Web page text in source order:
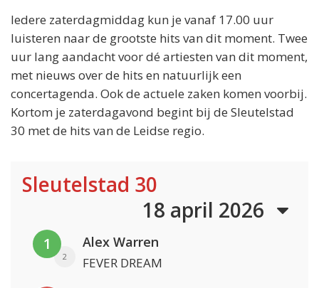
Iedere zaterdagmiddag kun je vanaf 17.00 uur
luisteren naar de grootste hits van dit moment. Twee
uur lang aandacht voor dé artiesten van dit moment,
met nieuws over de hits en natuurlijk een
concertagenda. Ook de actuele zaken komen voorbij.
Kortom je zaterdagavond begint bij de Sleutelstad
30 met de hits van de Leidse regio.
Sleutelstad 30
18 april 2026
1
2
Alex Warren
FEVER DREAM